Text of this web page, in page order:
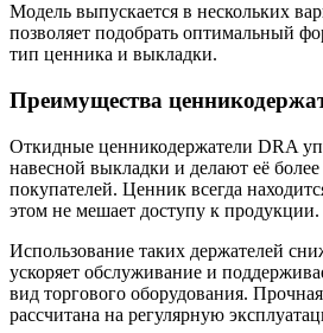
Модель выпускается в нескольких
позволяет подобрать оптимальный
тип ценника и выкладки.
Преимущества
Откидные ценникодержатели DRA
навесной выкладки и делают её
покупателей. Ценник всегда
этом не мешает доступу к продукции.
Использование таких держателей
ускоряет обслуживание и
вид торгового оборудования.
рассчитана на регулярную